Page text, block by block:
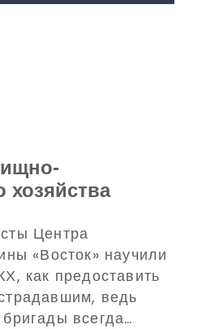
хозяйства
тренинг по
помощи,
фондом
Центра
«Восток» научили
как предоставить
ведь
всегда